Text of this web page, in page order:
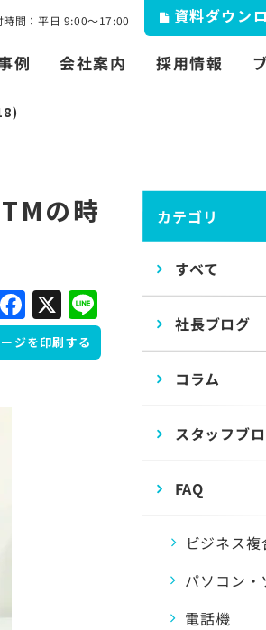
時間：平日 9:00〜17:00 資料ダウン
例 会社案内 採用情報
の時
Facebook
X Line
ジを印刷する
カテゴリ
すべて
社長ブログ
コラム
スタッフブ
FAQ
ビジネス複
パソコン・
電話機